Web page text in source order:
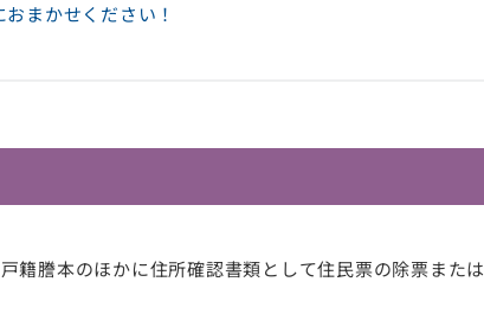
まかせください！
籍謄本のほかに住所確認書類として住民票の除票または